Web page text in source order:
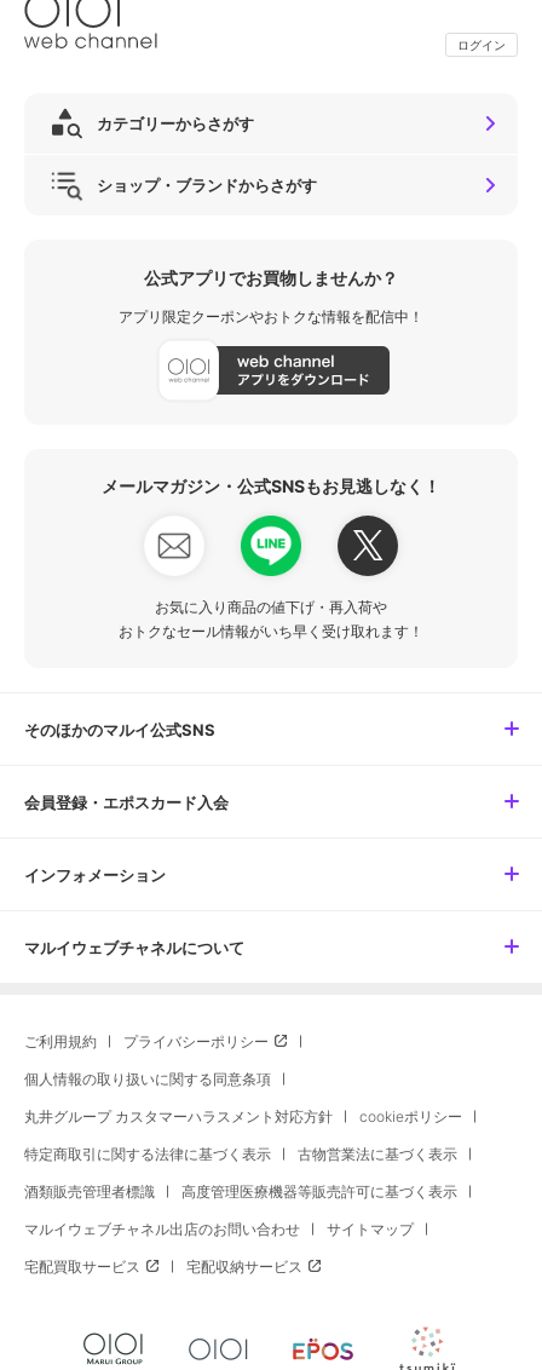
ログイン
カテゴリーからさがす
ショップ・ブランドからさがす
公式アプリでお買物しませんか？
アプリ限定クーポンやおトクな情報を配信中！
メールマガジン・公式SNSもお見逃しなく！
お気に入り商品の値下げ・再入荷や
おトクなセール情報がいち早く受け取れます！
そのほかのマルイ公式SNS
会員登録・エポスカード入会
インフォメーション
マルイウェブチャネルについて
ご利用規約 プライバシーポリシー
個人情報の取り扱いに関する同意条項
丸井グループ カスタマーハラスメント対応方針 cookieポリシー
特定商取引に関する法律に基づく表示 古物営業法に基づく表示
酒類販売管理者標識 高度管理医療機器等販売許可に基づく表示
マルイウェブチャネル出店のお問い合わせ サイトマップ
宅配買取サービス 宅配収納サービス